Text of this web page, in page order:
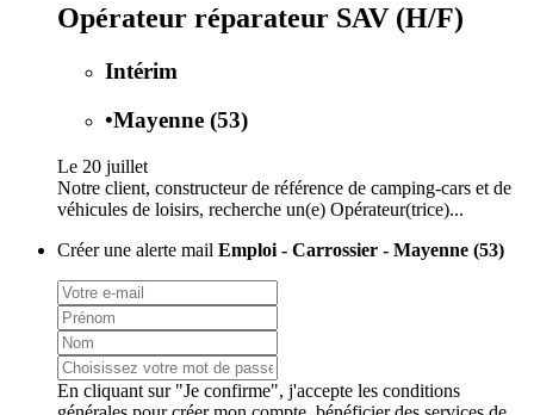
Opérateur réparateur SAV (H/F)
Intérim
•Mayenne (53)
Le 20 juillet
Notre client, constructeur de référence de camping-cars et de
véhicules de loisirs, recherche un(e) Opérateur(trice)...
Créer une alerte mail Emploi - Carrossier - Mayenne (53)
En cliquant sur "Je confirme", j'accepte les conditions